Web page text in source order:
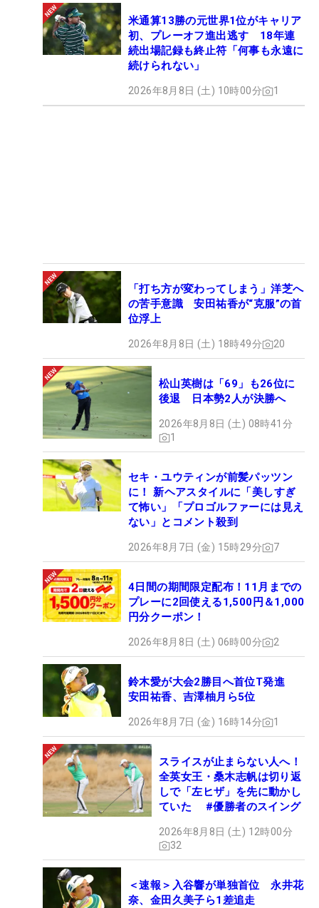
米通算13勝の元世界1位がキャリア
初、プレーオフ進出逃す 18年連
続出場記録も終止符「何事も永遠に
続けられない」
2026年8月8日 (土) 10時00分 1
「打ち方が変わってしまう」洋芝へ
の苦手意識 安田祐香が“克服”の首
位浮上
2026年8月8日 (土) 18時49分 20
松山英樹は「69」も26位に
後退 日本勢2人が決勝へ
2026年8月8日 (土) 08時41分
1
セキ・ユウティンが前髪パッツン
に！ 新ヘアスタイルに「美しすぎ
て怖い」「プロゴルファーには見え
ない」とコメント殺到
2026年8月7日 (金) 15時29分 7
4日間の期間限定配布！11月までの
プレーに2回使える1,500円＆1,000
円分クーポン！
2026年8月8日 (土) 06時00分 2
鈴木愛が大会2勝目へ首位T発進
安田祐香、吉澤柚月ら5位
2026年8月7日 (金) 16時14分 1
スライスが止まらない人へ！
全英女王・桑木志帆は切り返
しで「左ヒザ」を先に動かし
ていた #優勝者のスイング
2026年8月8日 (土) 12時00分
32
＜速報＞入谷響が単独首位 永井花
奈、金田久美子ら1差追走